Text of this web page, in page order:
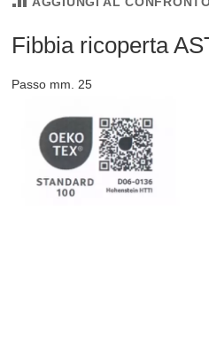
Fibbia ricoperta
Passo mm. 25